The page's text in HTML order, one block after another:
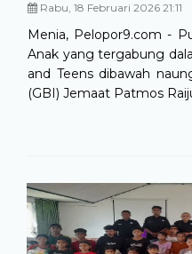
Rabu, 18 Februari 2026 21:11
Menia, Pelopor9.com -
Anak yang tergabung
and Teens dibawah
(GBI) Jemaat Patmos